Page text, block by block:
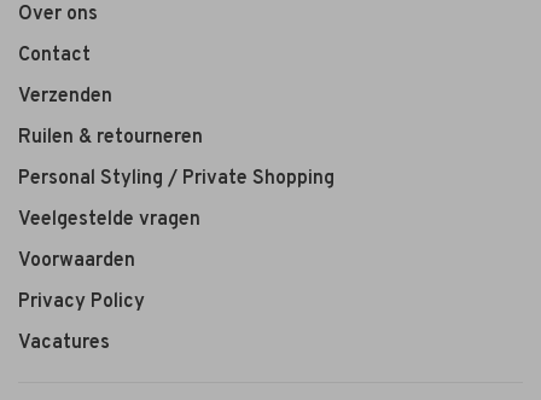
Over ons
Contact
Verzenden
Ruilen & retourneren
Personal Styling / Private Shopping
Veelgestelde vragen
Voorwaarden
Privacy Policy
Vacatures